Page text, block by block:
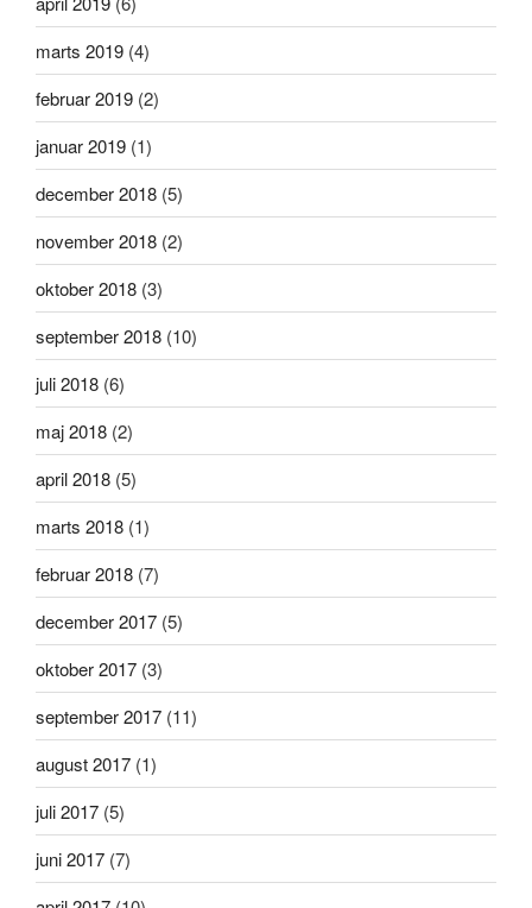
marts 2019 (4)
februar 2019 (2)
januar 2019 (1)
december 2018 (5)
november 2018 (2)
oktober 2018 (3)
september 2018 (10)
juli 2018 (6)
maj 2018 (2)
april 2018 (5)
marts 2018 (1)
februar 2018 (7)
december 2017 (5)
oktober 2017 (3)
september 2017 (11)
august 2017 (1)
juli 2017 (5)
juni 2017 (7)